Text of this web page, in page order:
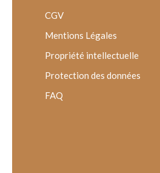
CGV
Mentions Légales
Propriété intellectuelle
Protection des données
FAQ